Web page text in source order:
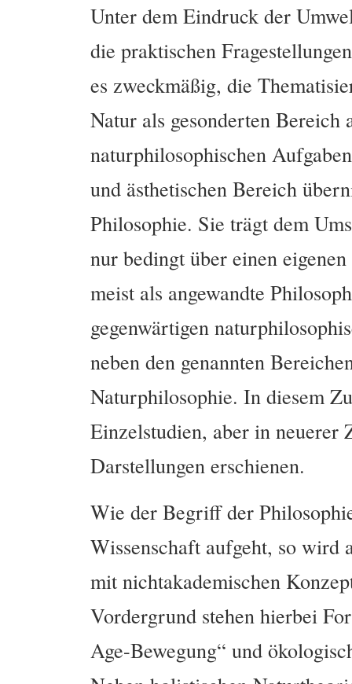
Unter dem Eindruck der
die praktischen
es zweckmäßig, die
Natur als gesonderten
naturphilosophischen
und ästhetischen Bereich
Philosophie. Sie trägt dem
nur bedingt über einen
meist als angewandte
gegenwärtigen
neben den genannten
Naturphilosophie. In diesem
Einzelstudien, aber in neuerer
Darstellungen erschienen.
Wie der Begriff der
Wissenschaft aufgeht, so wird
mit nichtakademischen
Vordergrund stehen hierbei
Age-Bewegung“ und